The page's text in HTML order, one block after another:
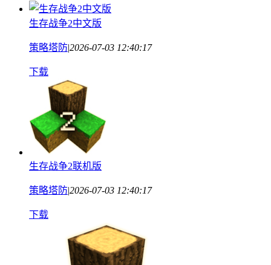
生存战争2中文版
策略塔防|2026-07-03 12:40:17
下载
生存战争2联机版
策略塔防|2026-07-03 12:40:17
下载